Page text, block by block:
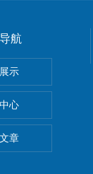
航
示
心
章